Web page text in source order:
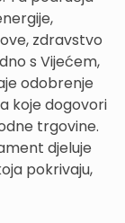
zdravstvo
s Vijećem,
odobrenje
koje dogovori
trgovine.
djeluje
pokrivaju,